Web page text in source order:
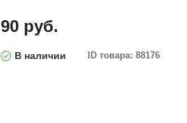
90 руб.
В наличии ID товара: 88176